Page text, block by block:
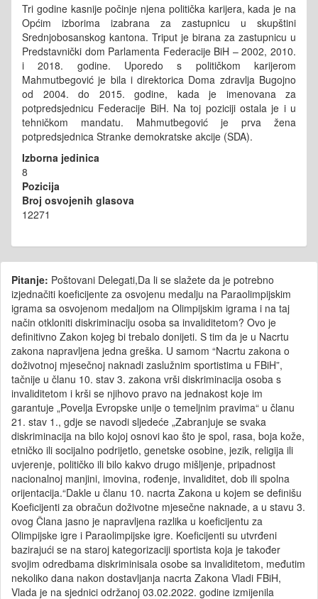
Tri godine kasnije počinje njena politička karijera, kada je na
Općim izborima izabrana za zastupnicu u skupštini
Srednjobosanskog kantona. Triput je birana za zastupnicu u
Predstavnički dom Parlamenta Federacije BiH – 2002, 2010.
i 2018. godine. Uporedo s političkom karijerom
Mahmutbegović je bila i direktorica Doma zdravlja Bugojno
od 2004. do 2015. godine, kada je imenovana za
potpredsjednicu Federacije BiH. Na toj poziciji ostala je i u
tehničkom mandatu. Mahmutbegović je prva žena
potpredsjednica Stranke demokratske akcije (SDA).
Izborna jedinica
8
Pozicija
Broj osvojenih glasova
12271
Pitanje: Poštovani Delegati,Da li se slažete da je potrebno
izjednačiti koeficijente za osvojenu medalju na Paraolimpijskim
igrama sa osvojenom medaljom na Olimpijskim igrama i na taj
način otkloniti diskriminaciju osoba sa invaliditetom? Ovo je
definitivno Zakon kojeg bi trebalo donijeti. S tim da je u Nacrtu
zakona napravljena jedna greška. U samom “Nacrtu zakona o
doživotnoj mjesečnoj naknadi zaslužnim sportistima u FBiH”,
tačnije u članu 10. stav 3. zakona vrši diskriminacija osoba s
invaliditetom i krši se njihovo pravo na jednakost koje im
garantuje „Povelja Evropske unije o temeljnim pravima“ u članu
21. stav 1., gdje se navodi sljedeće „Zabranjuje se svaka
diskriminacija na bilo kojoj osnovi kao što je spol, rasa, boja kože,
etničko ili socijalno podrijetlo, genetske osobine, jezik, religija ili
uvjerenje, političko ili bilo kakvo drugo mišljenje, pripadnost
nacionalnoj manjini, imovina, rođenje, invaliditet, dob ili spolna
orijentacija.“Dakle u članu 10. nacrta Zakona u kojem se definišu
Koeficijenti za obračun doživotne mjesečne naknade, a u stavu 3.
ovog Člana jasno je napravljena razlika u koeficijentu za
Olimpijske igre i Paraolimpijske igre. Koeficijenti su utvrđeni
bazirajući se na staroj kategorizaciji sportista koja je također
svojim odredbama diskriminisala osobe sa invaliditetom, međutim
nekoliko dana nakon dostavljanja nacrta Zakona Vladi FBiH,
Vlada je na sjednici održanoj 03.02.2022. godine izmijenila